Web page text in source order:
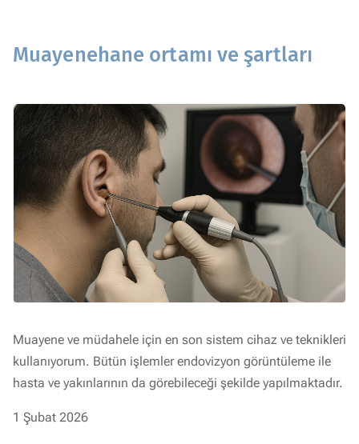
Muayenehane ortamı ve şartları
Muayene ve müdahele için en son sistem cihaz ve teknikleri
kullanıyorum. Bütün işlemler endovizyon görüntüleme ile
hasta ve yakınlarının da görebileceği şekilde yapılmaktadır.
1 Şubat 2026